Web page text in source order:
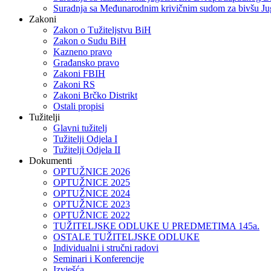
Suradnja sa Međunarodnim krivičnim sudom za bivšu
Zakoni
Zakon o Тužiteljstvu BiH
Zakon o Sudu BiH
Kazneno pravo
Građansko pravo
Zakoni FBIH
Zakoni RS
Zakoni Brčko Distrikt
Ostali propisi
Tužitelji
Glavni tužitelj
Tužitelji Odjela I
Tužitelji Odjela II
Dokumenti
OPTUŽNICE 2026
OPTUŽNICE 2025
OPTUŽNICE 2024
OPTUŽNICE 2023
OPTUŽNICE 2022
TUŽITELJSKE ODLUKE U PREDMETIMA 145a.
OSTALE TUŽITELJSKE ODLUKE
Individualni i stručni radovi
Seminari i Konferencije